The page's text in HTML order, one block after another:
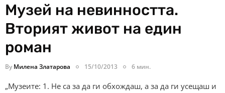
Музей на невинността.
Вторият живот на един
роман
By Милена Златарова 15/10/2013 6 мин.
„Музеите: 1. Не са за да ги обхождаш, а за да ги усещаш и